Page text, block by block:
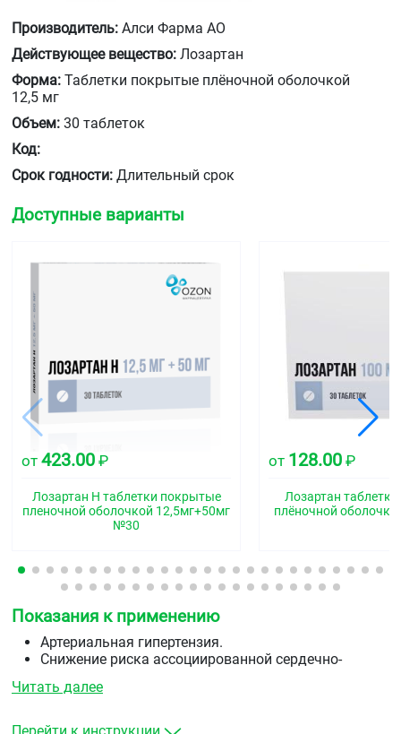
Производитель: Алси Фарма АО
Действующее вещество: Лозартан
Форма: Таблетки покрытые плёночной оболочкой
12,5 мг
Объем: 30 таблеток
Код:
Срок годности: Длительный срок
Доступные варианты
от 423.00 ₽
Лозартан Н таблетки покрытые
пленочной оболочкой 12,5мг+50мг
№30
от 128.00 ₽
Лозартан
плёночной
Показания к применению
Артериальная гипертензия.
Снижение риска ассоциированной сердечно-
пациентов с артериальной гипертензией и
совокупным снижением частоты сердечно-
Читать далее